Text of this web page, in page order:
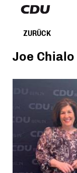
ZURÜCK
Joe